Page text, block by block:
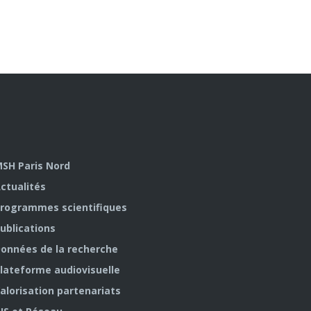
Paris Nord
scientifiques
de la recherche
audiovisuelle
partenariats